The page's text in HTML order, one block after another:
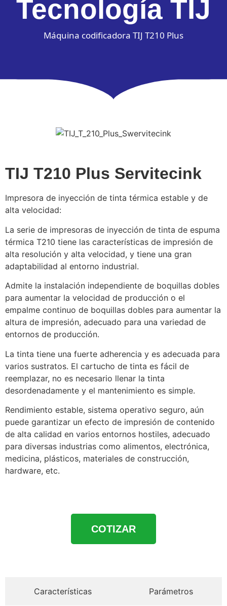
Tecnología TIJ
Máquina codificadora TIJ T210 Plus
TIJ T210 Plus Servitecink
Impresora de inyección de tinta térmica estable y de
alta velocidad:
La serie de impresoras de inyección de tinta de espuma
térmica T210 tiene las características de impresión de
alta resolución y alta velocidad, y tiene una gran
adaptabilidad al entorno industrial.
Admite la instalación independiente de boquillas dobles
para aumentar la velocidad de producción o el
empalme continuo de boquillas dobles para aumentar la
altura de impresión, adecuado para una variedad de
entornos de producción.
La tinta tiene una fuerte adherencia y es adecuada para
varios sustratos. El cartucho de tinta es fácil de
reemplazar, no es necesario llenar la tinta
desordenadamente y el mantenimiento es simple.
Rendimiento estable, sistema operativo seguro, aún
puede garantizar un efecto de impresión de contenido
de alta calidad en varios entornos hostiles, adecuado
para diversas industrias como alimentos, electrónica,
medicina, plásticos, materiales de construcción,
hardware, etc.
COTIZAR
Características Parámetros